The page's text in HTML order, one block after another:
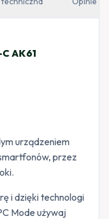
AK61
urządzeniem
przez
i dzięki technologi
Mode używaj